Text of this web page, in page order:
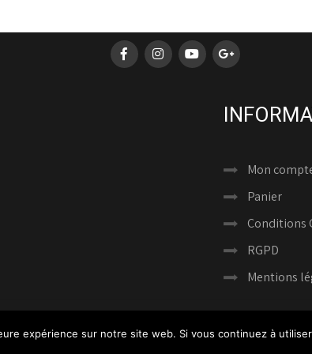
Mon
Panier
Conditions
RGPD
Mentions
CLIN D’ŒIL PHOTOGRAPHIES © 2024 - TOUS
expérience sur notre site web. Si vous continuez à